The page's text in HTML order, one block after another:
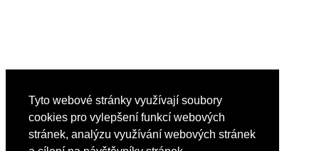
Tyto webové stránky využívají soubory
cookies pro vylepšení funkcí webových
stránek, analýzu využívání webových stránek